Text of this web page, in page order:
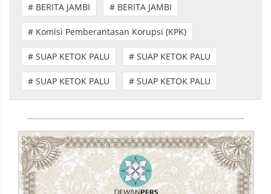
# BERITA JAMBI # BERITA JAMBI
# Komisi Pemberantasan Korupsi (KPK)
# SUAP KETOK PALU # SUAP KETOK PALU
# SUAP KETOK PALU # SUAP KETOK PALU